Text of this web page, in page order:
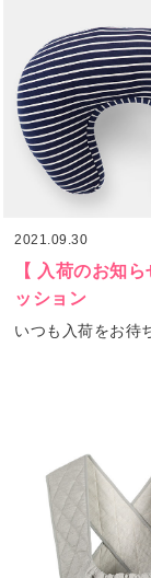
2021.09.30
【 入荷のお知
ッション
いつも入荷をお待